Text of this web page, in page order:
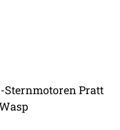
Sternmotoren Pratt